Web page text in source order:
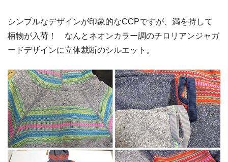
シンプルなデザインが印象的なCCPですが、満を持して
柄物が入荷！ なんとネオンカラー調のチロリアンジャガ
ードデザインに立体裁断のシルエット。